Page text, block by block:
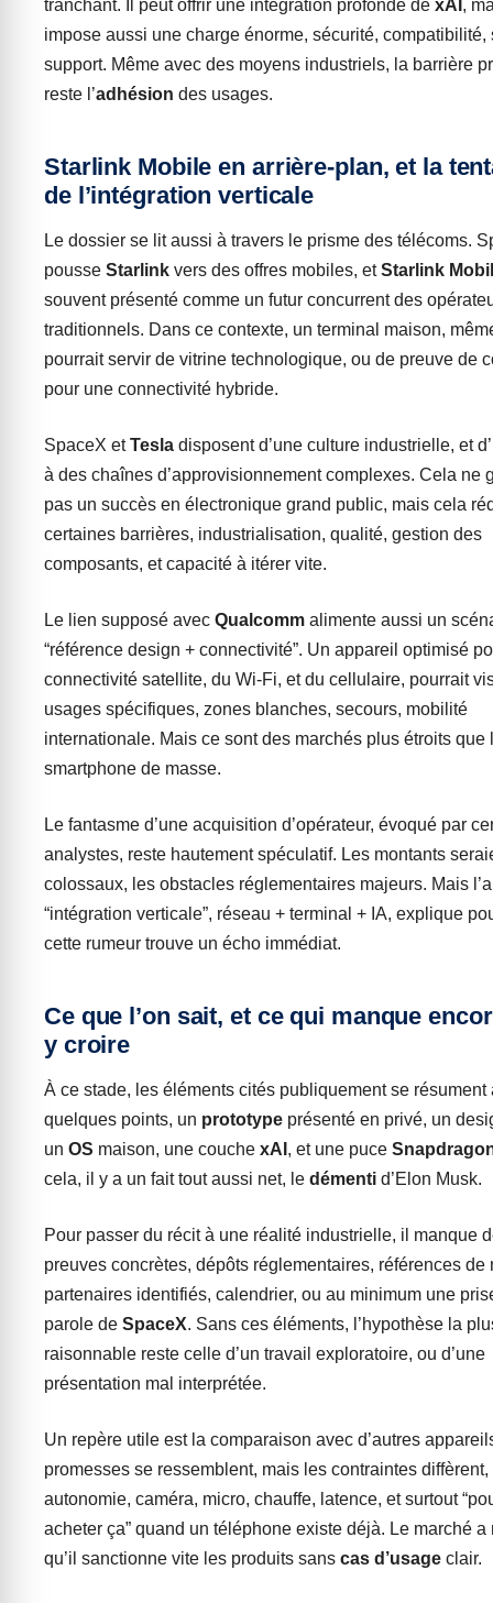
tranchant. Il peut offrir une intégration profonde de xAI ,
impose aussi une charge énorme, sécurité, compatibilité,
support. Même avec des moyens industriels, la barrière
reste l’adhésion des usages.
Starlink Mobile en arrière-plan, et la
de l’intégration verticale
Le dossier se lit aussi à travers le prisme des télécoms.
pousse Starlink vers des offres mobiles, etStarlink
souvent présenté comme un futur concurrent des
traditionnels. Dans ce contexte, un terminal maison,
pourrait servir de vitrine technologique, ou de preuve de
pour une connectivité hybride.
SpaceX etTesla disposent d’une culture industrielle, et
à des chaînes d’approvisionnement complexes. Cela ne
pas un succès en électronique grand public, mais cela
certaines barrières, industrialisation, qualité, gestion des
composants, et capacité à itérer vite.
Le lien supposé avec Qualcomm alimente aussi un
“référence design + connectivité”. Un appareil optimisé
connectivité satellite, du Wi-Fi, et du cellulaire, pourrait
usages spécifiques, zones blanches, secours, mobilité
internationale. Mais ce sont des marchés plus étroits que
smartphone de masse.
Le fantasme d’une acquisition d’opérateur, évoqué par
analystes, reste hautement spéculatif. Les montants
colossaux, les obstacles réglementaires majeurs. Mais
“intégration verticale”, réseau + terminal + IA, explique
cette rumeur trouve un écho immédiat.
Ce que l’on sait, et ce qui manque
y croire
À ce stade, les éléments cités publiquement se résument
quelques points, un prototype présenté en privé, un
un OS maison, une couche xAI , et une puce
cela, il y a un fait tout aussi net, le démenti d’Elon Musk.
Pour passer du récit à une réalité industrielle, il manque
preuves concrètes, dépôts réglementaires, références de
partenaires identifiés, calendrier, ou au minimum une
parole de SpaceX. Sans ces éléments, l’hypothèse la
raisonnable reste celle d’un travail exploratoire, ou d’une
présentation mal interprétée.
Un repère utile est la comparaison avec d’autres
promesses se ressemblent, mais les contraintes diffèrent,
autonomie, caméra, micro, chauffe, latence, et surtout
acheter ça” quand un téléphone existe déjà. Le marché a
qu’il sanctionne vite les produits sans cas d’usage clair.